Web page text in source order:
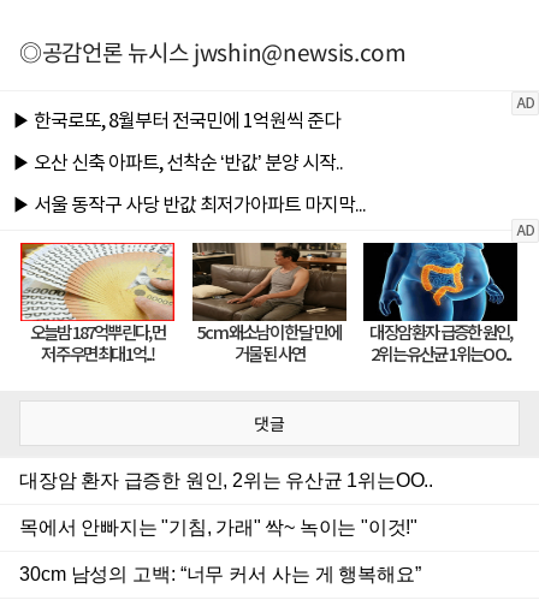
◎공감언론 뉴시스jwshin@newsis.com
댓글